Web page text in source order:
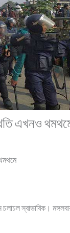
এখনও
স্বাভাবিক।